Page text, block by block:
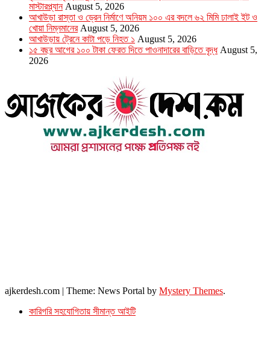
মাস্টারপ্ল্যান August 5, 2026
আখাউড়া রাস্তা ও ড্রেন নির্মাণে অনিয়ম ১০০ এর বদলে ৬২ মিমি ঢালাই ইট ও
খোয়া নিম্নমানের August 5, 2026
আখাউড়ায় ট্রেনে কাটা পড়ে নিহত ১ August 5, 2026
১৫ বছর আগের ১০০ টাকা ফেরত দিতে পাওনাদারের বাড়িতে বৃদ্ধ August 5,
2026
ajkerdesh.com | Theme: News Portal by Mystery Themes.
কারিগরি সহযোগিতায় সীমান্ত আইটি